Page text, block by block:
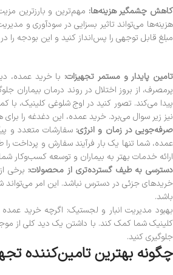
کاهش چشمگیر هزینه‌ها: مهم‌ترین و بارزترین
هزینه‌ها می‌تواند تاثیر بسزایی در سودآوری و
مبلغ قابل توجهی را پس‌انداز کنید و این بودجه
تامین پایدار و مستمر تجهیزات: با خرید عمده،
پرمصرف، از بروز اختلال در روند درمان بیماران
پیدا می‌کند. تصور کنید در اوج شلوغی کلینیک، با
نیز زیر سوال می‌برد. خرید عمده، این دغدغه را
صرفه‌جویی در زمان و انرژی: سفارشات متعدد و
عمده، شما تنها یک بار فرآیند سفارش و پرداخت
ارائه خدمات بهتر به بیماران و توسعه کسب‌وکار
دسترسی به طیف گسترده‌تری از محصولات: برخی
خریدهای جزئی در دسترس نباشد. این امر می‌تواند
باشد.
بهبود مدیریت انبار و لجستیک: اگرچه خرید
کلینیک شما کمک کند. با داشتن یک دید کلی از
جلوگیری کنید.
چگونه بهترین تامین‌کننده